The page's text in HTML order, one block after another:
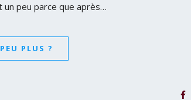
peu parce que après…
PLUS ?